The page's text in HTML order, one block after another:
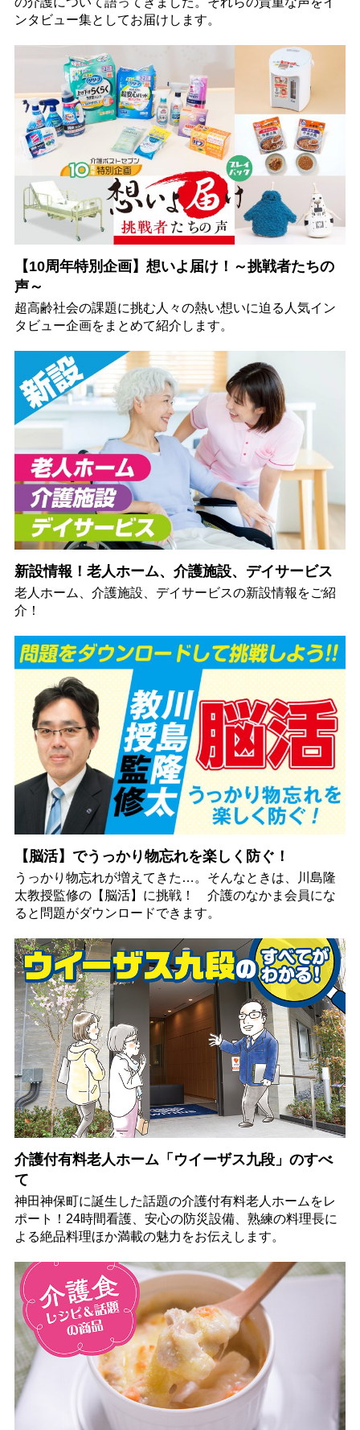
ンタビュー集としてお届けします。
【10周年特別企画】想いよ届け！～挑戦者たちの
声～
超高齢社会の課題に挑む人々の熱い想いに迫る人気イン
タビュー企画をまとめて紹介します。
新設情報！老人ホーム、介護施設、デイサービス
老人ホーム、介護施設、デイサービスの新設情報をご紹
介！
【脳活】でうっかり物忘れを楽しく防ぐ！
うっかり物忘れが増えてきた…。そんなときは、川島隆
太教授監修の【脳活】に挑戦！ 介護のなかま会員にな
ると問題がダウンロードできます。
介護付有料老人ホーム「ウイーザス九段」のすべ
て
神田神保町に誕生した話題の介護付有料老人ホームをレ
ポート！24時間看護、安心の防災設備、熟練の料理長に
よる絶品料理ほか満載の魅力をお伝えします。